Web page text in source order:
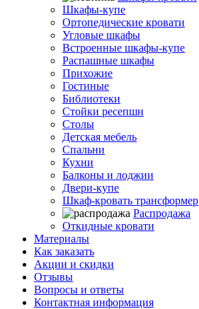
Шкафы-купе
Ортопедические кровати
Угловые шкафы
Встроенные шкафы-купе
Распашные шкафы
Прихожие
Гостиные
Библиотеки
Стойки ресепшн
Столы
Детская мебель
Спальни
Кухни
Балконы и лоджии
Двери-купе
Шкаф-кровать трансформер
Распродажа
Откидные кровати
Материалы
Как заказать
Акции и скидки
Отзывы
Вопросы и ответы
Контактная информация